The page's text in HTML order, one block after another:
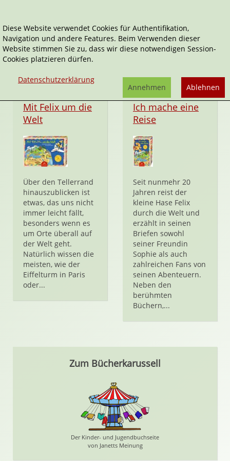
Briefe von Felix
Mit Felix um die
Welt
Über den Tellerrand
hinauszublicken ist
etwas, das uns nicht
immer leicht fällt,
besonders wenn es
um Orte überall auf
der Welt geht.
Natürlich wissen die
meisten, wie der
Eiffelturm in Paris
oder...
Spiel
Ich mache eine
Reise
Seit nunmehr 20
Jahren reist der
kleine Hase Felix
durch die Welt und
erzählt in seinen
Briefen sowohl
seiner Freundin
Sophie als auch
zahlreichen Fans von
seinen Abenteuern.
Neben den
berühmten
Büchern,...
Zum Bücherkarussell
Der Kinder- und Jugendbuchseite
von Janetts Meinung
Diese Website verwendet Cookies für Authentifikation,
Navigation und andere Features. Beim Verwenden dieser
Website stimmen Sie zu, dass wir diese notwendigen Session-
Cookies platzieren dürfen.
Datenschutzerklärung
Ablehnen
Annehmen